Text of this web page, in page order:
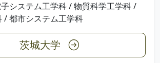
システム工学科 / 物質科学工学科 /
/ 都市システム工学科
茨城大学